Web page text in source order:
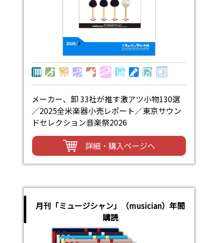
メーカー、卸 33社が推す激アツ小物130選
／2025全米楽器小売レポート／東京サウン
ドセレクション音楽祭2026
詳細・購入ページへ
月刊「ミュージシャン」（musician）年間
購読